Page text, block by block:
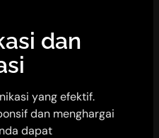
dan
yang efektif.
dan menghargai
dapat